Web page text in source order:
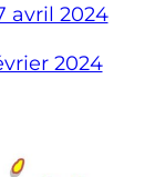
avril 2024
2024